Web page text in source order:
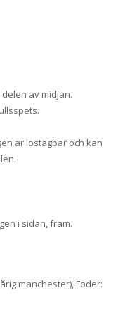
av midjan.
är löstagbar och kan
i sidan, fram.
manchester), Foder: